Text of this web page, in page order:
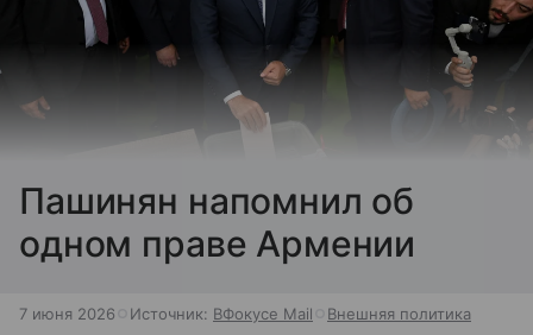
Пашинян напомнил об
одном праве Армении
7 июня 2026 Источник: ВФокусе Mail Внешняя политика